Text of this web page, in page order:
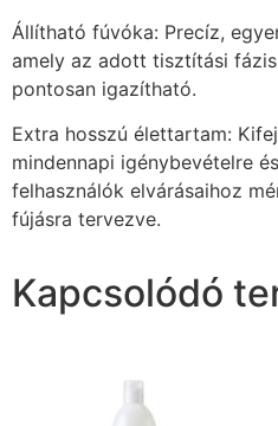
Állítható fúvóka: Precíz,
amely az adott tisztítási
pontosan igazítható.
Extra hosszú élettartam:
mindennapi igénybevételre
felhasználók elvárásaihoz
fújásra tervezve.
Kapcsolódó